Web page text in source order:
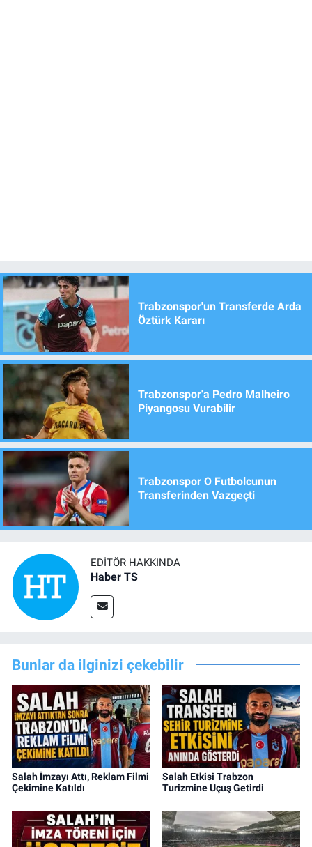
Trabzonspor'un Transferde Arda
Öztürk Kararı
Trabzonspor'a Pedro Malheiro
Piyangosu Vurabilir
Trabzonspor O Futbolcunun
Transferinden Vazgeçti
EDITÖR HAKKINDA
Haber TS
Bunlar da ilginizi çekebilir
Salah İmzayı Attı, Reklam Filmi
Çekimine Katıldı
Salah Etkisi Trabzon
Turizmine Uçuş Getirdi